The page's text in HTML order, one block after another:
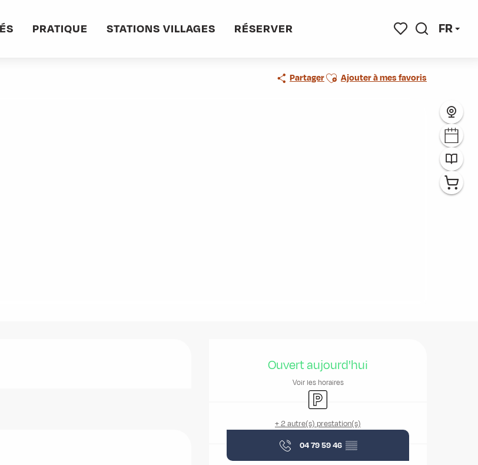
FR
PRATIQUE STATIONS VILLAGES RÉSERVER
PartagerAjouter aux favoris
Ajouter à mes favoris
Ouverture et coordonnées
Ouvert aujourd'hui
Voir les horaires
Parking
+ 2 autre(s) prestation(s)
04 79 59 46 ▒▒